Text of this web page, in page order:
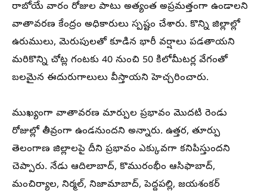
రాబోయే వారం రోజుల పాటు అత్యంత అప్రమత్తంగా ఉండాలని
వాతావరణ కేంద్రం అధికారులు స్పష్టం చేశారు. కొన్ని జిల్లాల్లో
ఉరుములు, మెరుపులతో కూడిన భారీ వర్షాలు పడతాయని
మరికొన్ని చోట్ల గంటకు 40 నుంచి 50 కిలోమీటర్ల వేగంతో
బలమైన ఈదురుగాలులు వీస్తాయని హెచ్చరించారు.
ముఖ్యంగా వాతావరణ మార్పుల ప్రభావం మొదటి రెండు
రోజుల్లో తీవ్రంగా ఉండనుందని అన్నారు. ఉత్తర, తూర్పు
తెలంగాణ జిల్లాలపై దీని ప్రభావం ఎక్కువగా కనిపిస్తుందని
చెప్పారు. నేడు ఆదిలాబాద్, కొమురంభీం ఆసిఫాబాద్,
మంచిర్యాల, నిర్మల్, నిజామాబాద్, పెద్దపల్లి, జయశంకర్